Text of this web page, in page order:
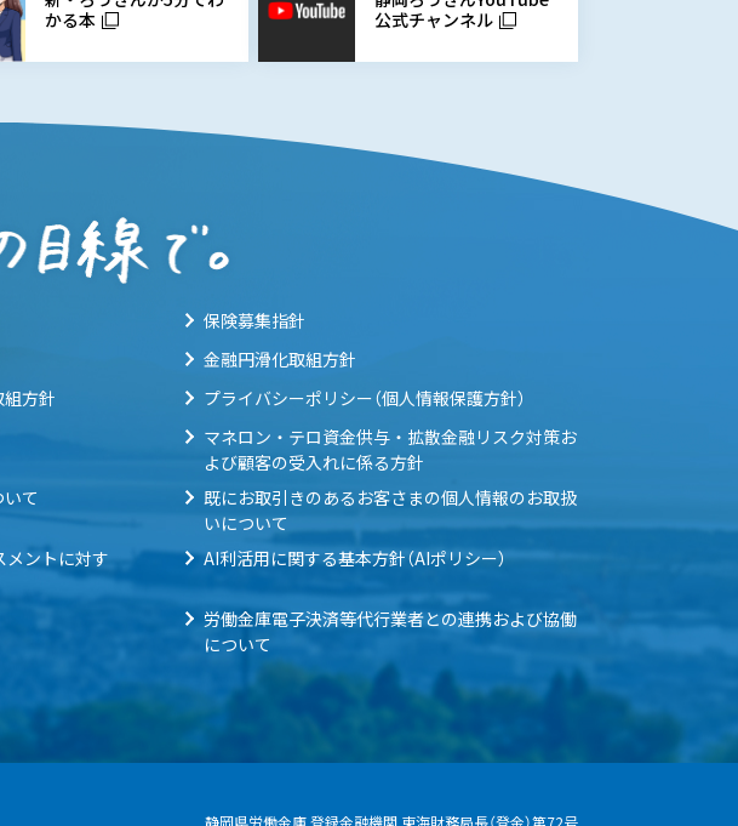
かる本
公式チャンネル
保険募集指針
金融円滑化取組方針
方針
プライバシーポリシー（個人情報保護方針）
マネロン・テロ資金供与・拡散金融リスク対策お
よび顧客の受入れに係る方針
て
既にお取引きのあるお客さまの個人情報のお取扱
いについて
メントに対す
AI利活用に関する基本方針（AIポリシー）
労働金庫電子決済等代行業者との連携および協働
について